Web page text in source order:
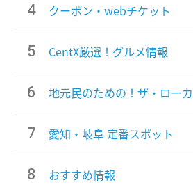
クーポン・webチケット
CentX厳選！グルメ情報
地元民のための！ザ・ロー
愛知・岐阜 定番スポット
おすすめ情報